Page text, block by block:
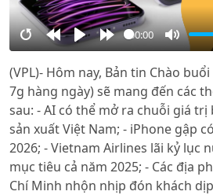
RestartRewind
10s
PlayForward
10s
00:00
Mute
(VPL)- Hôm nay, Bản tin Chào
7g hàng ngày) sẽ mang đến các
sau: - AI có thể mở ra chuỗi giá
sản xuất Việt Nam; - iPhone gập
2026; - Vietnam Airlines lãi kỷ lục
mục tiêu cả năm 2025; - Các địa
Chí Minh nhộn nhịp đón khách